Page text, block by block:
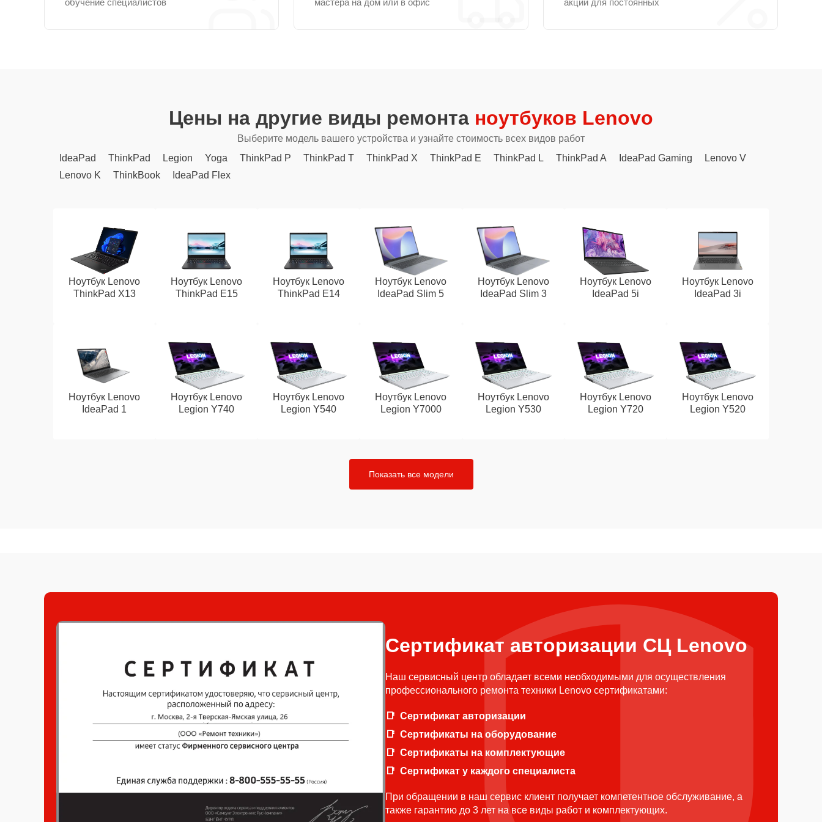
обучение специалистов
мастера на дом или в офис
акции для постоянных
Цены на другие виды ремонта ноутбуков Lenovo
Выберите модель вашего устройства и узнайте стоимость всех видов работ
IdeaPad
ThinkPad Legion Yoga ThinkPad P ThinkPad T ThinkPad X ThinkPad E ThinkPad L ThinkPad A IdeaPad Gaming
Lenovo V
Lenovo K
ThinkBook IdeaPad Flex
Ноутбук Lenovo
ThinkPad X13
Ноутбук Lenovo
ThinkPad E15
Ноутбук Lenovo
ThinkPad E14
Ноутбук Lenovo
IdeaPad Slim 5
Ноутбук Lenovo
IdeaPad Slim 3
Ноутбук Lenovo
IdeaPad 5i
Ноутбук Lenovo
IdeaPad 3i
Ноутбук Lenovo
IdeaPad 1
Ноутбук Lenovo
Legion Y740
Ноутбук Lenovo
Legion Y540
Ноутбук Lenovo
Legion Y7000
Ноутбук Lenovo
Legion Y530
Ноутбук Lenovo
Legion Y720
Ноутбук Lenovo
Legion Y520
Показать все модели
Сертификат авторизации СЦ Lenovo
Наш сервисный центр обладает всеми необходимыми для осуществления
профессионального ремонта техники Lenovo сертификатами:
Сертификат авторизации
Сертификаты на оборудование
Сертификаты на комплектующие
Сертификат у каждого специалиста
При обращении в наш сервис клиент получает компетентное обслуживание, а
также гарантию до 3 лет на все виды работ и комплектующих.